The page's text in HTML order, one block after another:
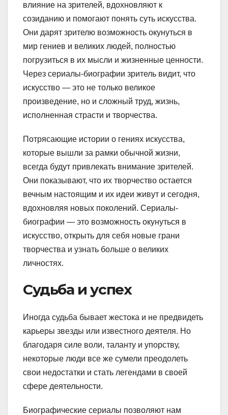
влияние на зрителей, вдохновляют к
созиданию и помогают понять суть искусства.
Они дарят зрителю возможность окунуться в
мир гениев и великих людей, полностью
погрузиться в их мысли и жизненные ценности.
Через сериалы-биографии зритель видит, что
искусство — это не только великое
произведение, но и сложный труд, жизнь,
исполненная страсти и творчества.
Потрясающие истории о гениях искусства,
которые вышли за рамки обычной жизни,
всегда будут привлекать внимание зрителей.
Они показывают, что их творчество остается
вечным настоящим и их идеи живут и сегодня,
вдохновляя новых поколений. Сериалы-
биографии — это возможность окунуться в
искусство, открыть для себя новые грани
творчества и узнать больше о великих
личностях.
Судьба и успех
Иногда судьба бывает жестока и не предвидеть
карьеры звезды или известного деятеля. Но
благодаря силе воли, таланту и упорству,
некоторые люди все же сумели преодолеть
свои недостатки и стать легендами в своей
сфере деятельности.
Биографические сериалы позволяют нам